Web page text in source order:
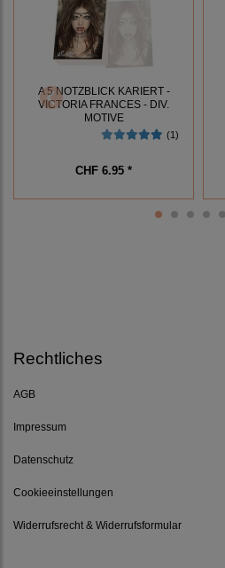
A 5 NOTZBLICK KARIERT -
VICTORIA FRANCES - DIV.
MOTIVE
(1)
CHF 6.95 *
Rechtliches
AGB
Impressum
Datenschutz
Cookieeinstellungen
Widerrufsrecht & Widerrufsformular